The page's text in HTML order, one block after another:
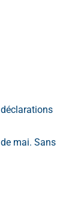
mai. Sans